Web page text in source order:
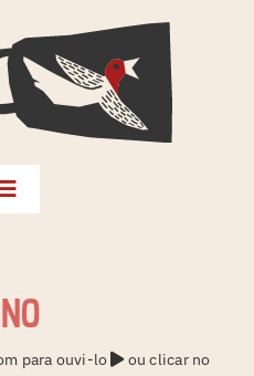
para ouvi-lo
ou clicar no